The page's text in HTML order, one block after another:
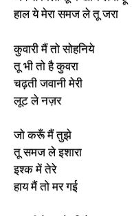
हाल ये मेरा समज ले तू जरा
कुवारी मैं तो सोहनिये
तू भी तो है कुवरा
चढ़ती जवानी मेरी
लूट ले नज़र
जो करूँ मैं तुझे
तू समज ले इशारा
इश्क में तेरे
हाय मैं तो मर गई